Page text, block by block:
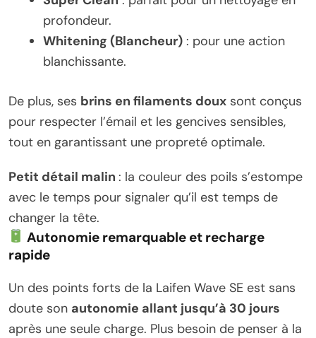
profondeur.
Whitening (Blancheur) : pour une action
blanchissante.
De plus, ses brins en filaments doux sont conçus
pour respecter l’émail et les gencives sensibles,
tout en garantissant une propreté optimale.
Petit détail malin : la couleur des poils s’estompe
avec le temps pour signaler qu’il est temps de
changer la tête.
Autonomie remarquable et recharge
rapide
Un des points forts de la Laifen Wave SE est sans
doute son autonomie allant jusqu’à 30 jours
après une seule charge. Plus besoin de penser à la